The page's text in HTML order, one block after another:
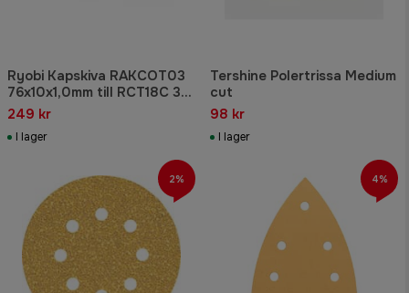
Ryobi Kapskiva RAKCOT03
76x10x1,0mm till RCT18C 3-
pack
249 kr
I lager
Tershine Polertrissa Medium
cut
98 kr
I lager
2% 4%